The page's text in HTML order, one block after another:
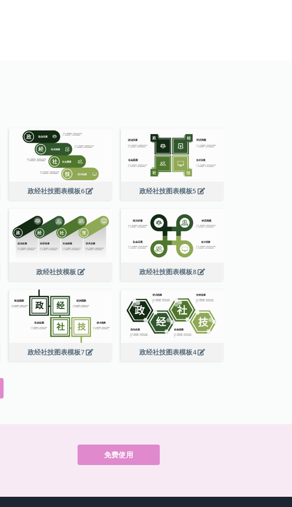
政经社技图表模板6 政经社技图表模板5
政经社技模板 政经社技图表模板8
政经社技图表模板7 政经社技图表模板4
免费使用